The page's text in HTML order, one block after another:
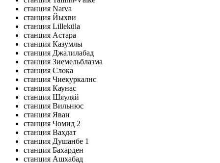
станция Narva
станция Йыхви
станция Lilleküla
станция Астара
станция Казумлы
станция Джалилабад
станция Зиемельблазма
станция Слока
станция Чиекуркалнс
станция Каунас
станция Шяуляй
станция Вильнюс
станция Яван
станция Чомид 2
станция Вахдат
станция Душанбе 1
станция Бахарден
станция Ашхабад